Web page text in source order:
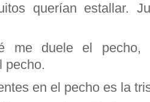
querían estallar.
me duele el
pecho.
en el pecho es la